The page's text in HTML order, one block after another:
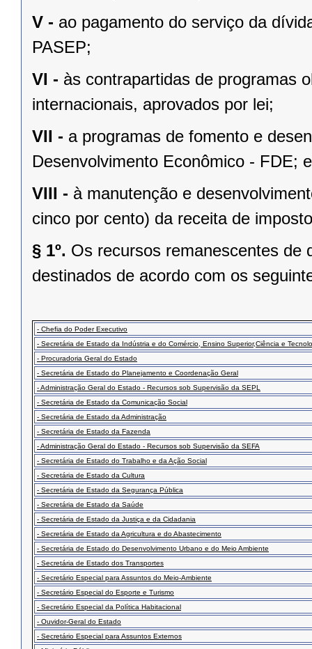
V - ao pagamento do serviço da
PASEP;
VI - às contrapartidas de programas
internacionais, aprovados por lei;
VII - a programas de fomento e
Desenvolvimento Econômico - FDE; e
VIII - à manutenção e
cinco por cento) da receita de
§ 1º. Os recursos remanescentes de
destinados de acordo com os
- Chefia do Poder Executivo
- Secretária de Estado da Indústria e do Comércio, Ensino Superior,Ciência e
- Procuradoria Geral do Estado
- Secretária de Estado do Planejamento e Coordenação Geral
- Administração Geral do Estado - Recursos sob Supervisão da SEPL
- Secretária de Estado da Comunicação Social
- Secretária de Estado da Administração
- Secretária de Estado da Fazenda
- Administração Geral do Estado - Recursos sob Supervisão da SEFA
- Secretária de Estado do Trabalho e da Ação Social
- Secretária de Estado da Cultura
- Secretária de Estado da Segurança Pública
- Secretária de Estado da Saúde
- Secretária de Estado da Justiça e da Cidadania
- Secretária de Estado da Agricultura e do Abastecimento
- Secretária de Estado do Desenvolvimento Urbano e do Meio Ambiente
- Secretária de Estado dos Transportes
- Secretário Especial para Assuntos do Meio-Ambiente
- Secretário Especial do Esporte e Turismo
- Secretário Especial da Política Habitacional
- Ouvidor-Geral do Estado
- Secretário Especial para Assuntos Externos